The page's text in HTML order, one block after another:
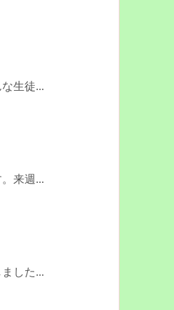
生徒...
来週...
した...